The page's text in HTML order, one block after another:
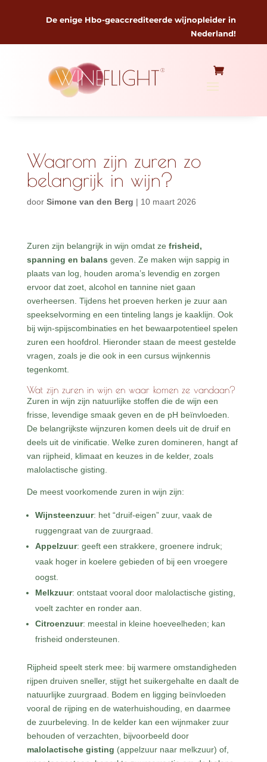
De enige Hbo-geaccrediteerde wijnopleider in
Nederland!
Waarom zijn zuren zo
belangrijk in wijn?
door Simone van den Berg | 10 maart 2026
Zuren zijn belangrijk in wijn omdat ze frisheid,
spanning en balans geven. Ze maken wijn sappig in
plaats van log, houden aroma’s levendig en zorgen
ervoor dat zoet, alcohol en tannine niet gaan
overheersen. Tijdens het proeven herken je zuur aan
speekselvorming en een tinteling langs je kaaklijn. Ook
bij wijn-spijscombinaties en het bewaarpotentieel spelen
zuren een hoofdrol. Hieronder staan de meest gestelde
vragen, zoals je die ook in een cursus wijnkennis
tegenkomt.
Wat zijn zuren in wijn en waar komen ze vandaan?
Zuren in wijn zijn natuurlijke stoffen die de wijn een
frisse, levendige smaak geven en de pH beïnvloeden.
De belangrijkste wijnzuren komen deels uit de druif en
deels uit de vinificatie. Welke zuren domineren, hangt af
van rijpheid, klimaat en keuzes in de kelder, zoals
malolactische gisting.
De meest voorkomende zuren in wijn zijn:
Wijnsteenzuur: het “druif-eigen” zuur, vaak de
ruggengraat van de zuurgraad.
Appelzuur: geeft een strakkere, groenere indruk;
vaak hoger in koelere gebieden of bij een vroegere
oogst.
Melkzuur: ontstaat vooral door malolactische gisting,
voelt zachter en ronder aan.
Citroenzuur: meestal in kleine hoeveelheden; kan
frisheid ondersteunen.
Rijpheid speelt sterk mee: bij warmere omstandigheden
rijpen druiven sneller, stijgt het suikergehalte en daalt de
natuurlijke zuurgraad. Bodem en ligging beïnvloeden
vooral de rijping en de waterhuishouding, en daarmee
de zuurbeleving. In de kelder kan een wijnmaker zuur
behouden of verzachten, bijvoorbeeld door
malolactische gisting (appelzuur naar melkzuur) of,